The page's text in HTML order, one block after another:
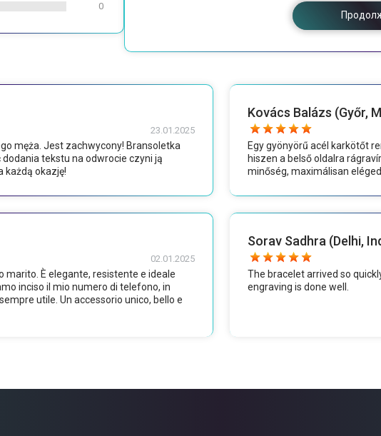
0
23.01.2025
męża. Jest zachwycony! Bransoletka
tekstu na odwrocie czyni ją
każdą okazję!
Kovács Balázs (Győr,
Egy gyönyörű acél karkötőt
hiszen a belső oldalra
minőség, maximálisan
02.01.2025
marito. È elegante, resistente e ideale
inciso il mio numero di telefono, in
utile. Un accessorio unico, bello e
Sorav Sadhra (Delhi,
The bracelet arrived so
engraving is done well.